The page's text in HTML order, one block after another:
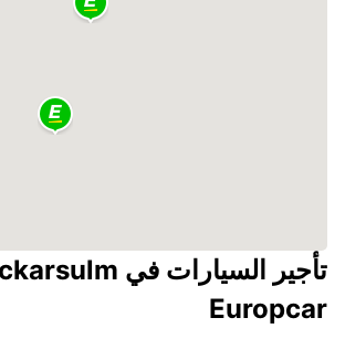
Europcar